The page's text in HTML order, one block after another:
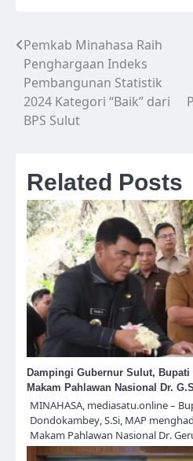
Navigasi
pos
Pemkab Minahasa Raih
Penghargaan Indeks
Pembangunan Statistik
2024 Kategori “Baik” dari
BPS Sulut
Related Posts
Dampingi Gubernur Sulut,
Makam Pahlawan Nasional Dr.
MINAHASA, mediasatu.online –
Dondokambey, S.Si, MAP
Makam Pahlawan Nasional Dr.